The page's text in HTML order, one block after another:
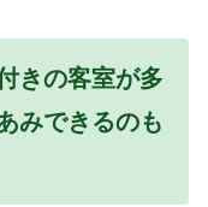
きの客室が多
みできるのも